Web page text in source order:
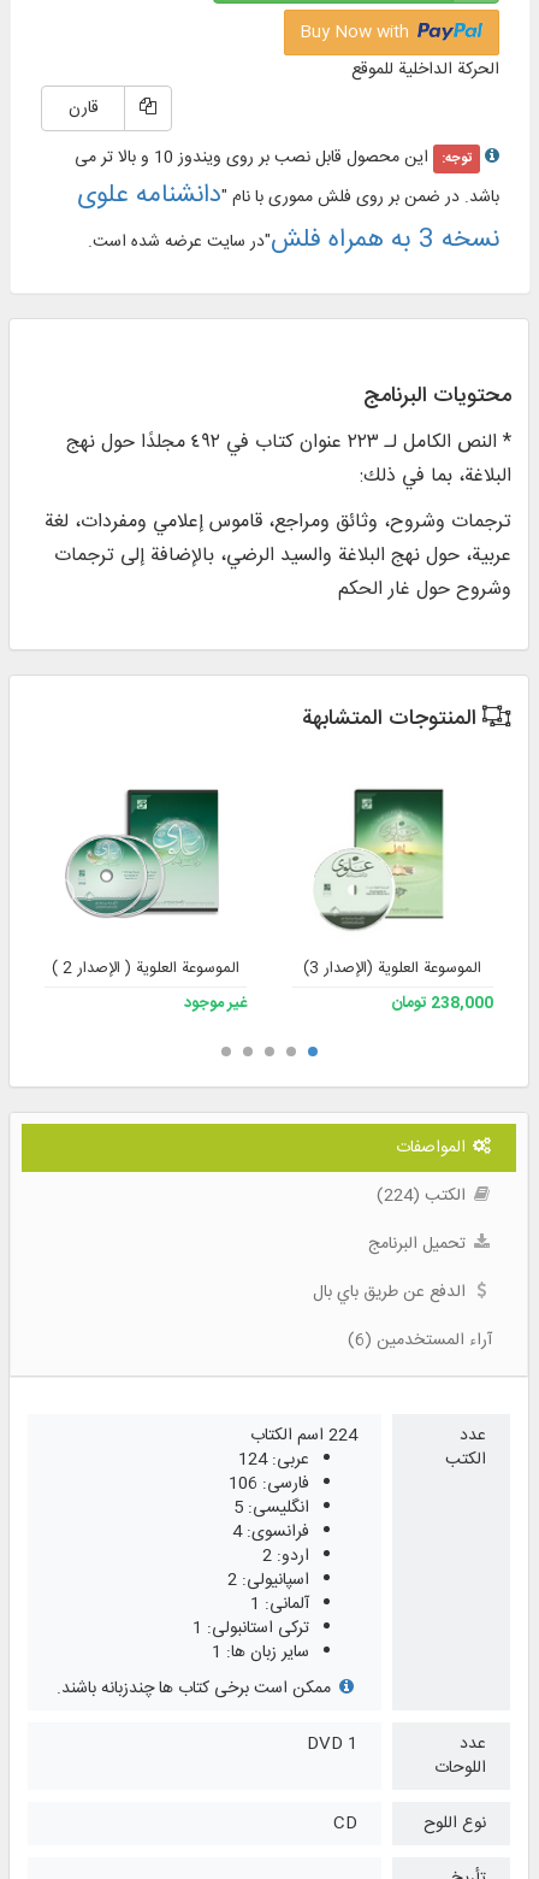
الحركة الداخلية للموقع
قارن
توجه:
این محصول قابل نصب بر روی ویندوز 10 و بالا تر می
باشد. در ضمن بر روی فلش مموری با نام "دانشنامه علوی
نسخه 3 به همراه فلش
"در سایت عرضه شده است.
محتويات البرنامج
* النص الكامل لـ ٢٢٣ عنوان كتاب في ٤٩٢ مجلدًا حول نهج
البلاغة، بما في ذلك:
ترجمات وشروح، وثائق ومراجع، قاموس إعلامي ومفردات، لغة
عربية، حول نهج البلاغة والسيد الرضي، بالإضافة إلى ترجمات
وشروح حول غار الحكم
المنتوجات المتشابهة
الموسوعة العلوية (الإصدار 3)
238,000 تومان
الموسوعة العلوية ( الإصدار 2 )
غير موجود
المواصفات
الكتب (224)
تحميل البرنامج
الدفع عن طريق باي بال
آراء المستخدمين (6)
عدد
الكتب
224 اسم الكتاب
عربی: 124
فارسی: 106
انگلیسی: 5
فرانسوی: 4
اردو: 2
اسپانیولی: 2
آلمانی: 1
ترکی استانبولی: 1
سایر زبان ها: 1
ممکن است برخی کتاب ها چندزبانه باشند.
عدد
اللوحات
1 DVD
نوع اللوح
CD